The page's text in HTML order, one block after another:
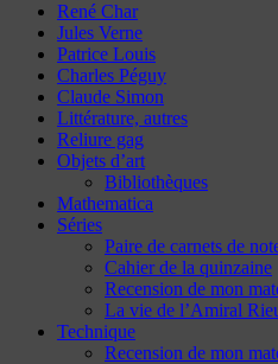
René Char
Jules Verne
Patrice Louis
Charles Péguy
Claude Simon
Littérature, autres
Reliure gag
Objets d’art
Bibliothèques
Mathematica
Séries
Paire de carnets de
Cahier de la quinzaine
Recension de mon
La vie de l’Amiral
Technique
Recension de mon